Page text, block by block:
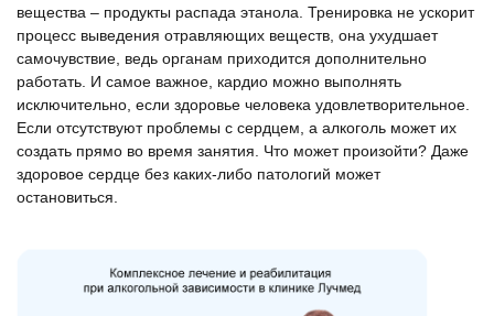
вещества – продукты распада этанола. Тренировка не ускорит
процесс выведения отравляющих веществ, она ухудшает
самочувствие, ведь органам приходится дополнительно
работать. И самое важное, кардио можно выполнять
исключительно, если здоровье человека удовлетворительное.
Если отсутствуют проблемы с сердцем, а алкоголь может их
создать прямо во время занятия. Что может произойти? Даже
здоровое сердце без каких-либо патологий может
остановиться.